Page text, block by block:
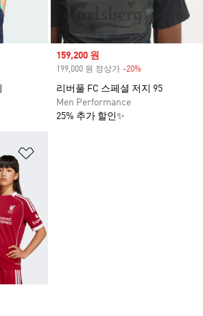
Sale price
159,200 원
199,000 원 정상가 -20%
리버풀 FC 스페셜 저지 95
Men Performance
25% 추가 할인✨